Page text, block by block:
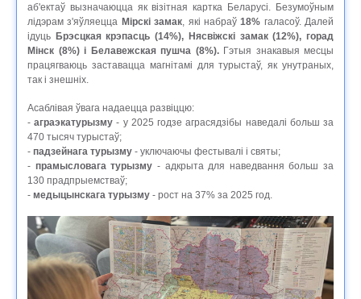
аб'ектаў вызначаюцца як візітная картка Беларусі. Безумоўным
лідэрам з'яўляецца Мірскі замак, які набраў18% галасоў. Далей
ідуць Брэсцкая крэпасць (14%), Нясвіжскі замак (12%), горад
Мінск (8%) і Белавежская пушча (8%).Гэтыя знакавыя месцы
працягваюць заставацца магнітамі для турыстаў, як унутраных,
так і знешніх.
Асаблівая ўвага надаецца развіццю:
-аграэкатурызму - у 2025 годзе аграсядзібы наведалі больш за
470 тысяч турыстаў;
- падзейнага турызму - уключаючы фестывалі і святы;
- прамысловага турызму - адкрыта для наведвання больш за
130 прадпрыемстваў;
- медыцынскага турызму - рост на 37% за 2025 год.